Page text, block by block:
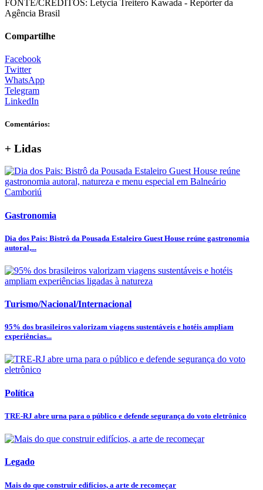
FONTE/CRÉDITOS: Letycia Treitero Kawada - Repórter da
Agência Brasil
Compartilhe
Facebook
Twitter
WhatsApp
Telegram
LinkedIn
Comentários:
+ Lidas
Gastronomia
Dia dos Pais: Bistrô da Pousada Estaleiro Guest House reúne gastronomia
autoral,...
Turismo/Nacional/Internacional
95% dos brasileiros valorizam viagens sustentáveis e hotéis ampliam
experiências...
Política
TRE-RJ abre urna para o público e defende segurança do voto eletrônico
Legado
Mais do que construir edifícios, a arte de recomeçar